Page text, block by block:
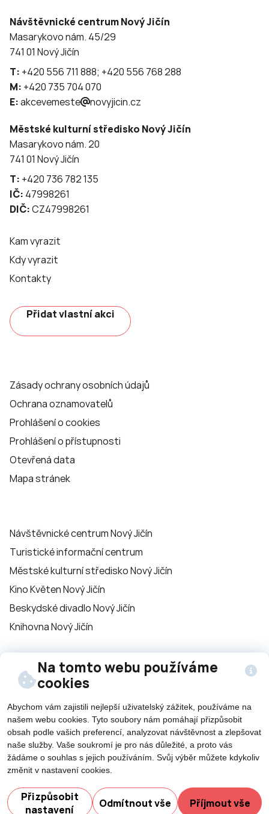
Na tomto webu používáme
cookies
Abychom vám zajistili nejlepší uživatelský zážitek, používáme na
našem webu cookies. Tyto soubory nám pomáhají přizpůsobit
obsah podle vašich preferencí, analyzovat návštěvnost a zlepšovat
naše služby. Vaše soukromí je pro nás důležité, a proto vás
žádáme o souhlas s jejich používáním. Svůj výběr můžete kdykoliv
změnit v nastavení cookies.
Přizpůsobit
nastavení
Odmítnout vše Příjmout vše
Návštěvnické centrum Nový Jičín
Masarykovo nám. 45/29
741 01 Nový Jičín
T: +420 556 711 888; +420 556 768 288
M: +420 735 704 070
E:akcevemeste novyjicin.cz
Městské kulturní středisko Nový Jičín
Masarykovo nám. 20
741 01 Nový Jičín
T: +420 736 782 135
IČ: 47998261
DIČ:CZ47998261
Kam vyrazit
Kdy vyrazit
Kontakty
Přidat vlastní akci
Zásady ochrany osobních údajů
Ochrana oznamovatelů
Prohlášení o cookies
Prohlášení o přístupnosti
Otevřená data
Mapa stránek
Návštěvnické centrum Nový Jičín
Turistické informační centrum
Městské kulturní středisko Nový Jičín
Kino Květen Nový Jičín
Beskydské divadlo Nový Jičín
Knihovna Nový Jičín
Sledujte nás na
sítích
jeho části je umožněn pouze se souhlasem města Nový
Jičín.
Potřebujete poradit?